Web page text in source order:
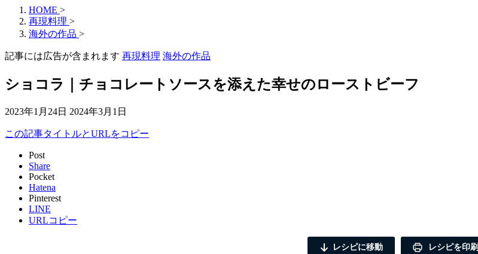
HOME >
再現料理 >
海外の作品 >
記事には広告が含まれます 再現料理 海外の作品
ショコラ｜チョコレートソースを添えた幸せのローストビーフ
2023年1月24日 2024年3月1日
この記事タイトルとURLをコピー
Post
Share
Pocket
Hatena
Pinterest
LINE
URLコピー
レシピに移動 レシピを印刷